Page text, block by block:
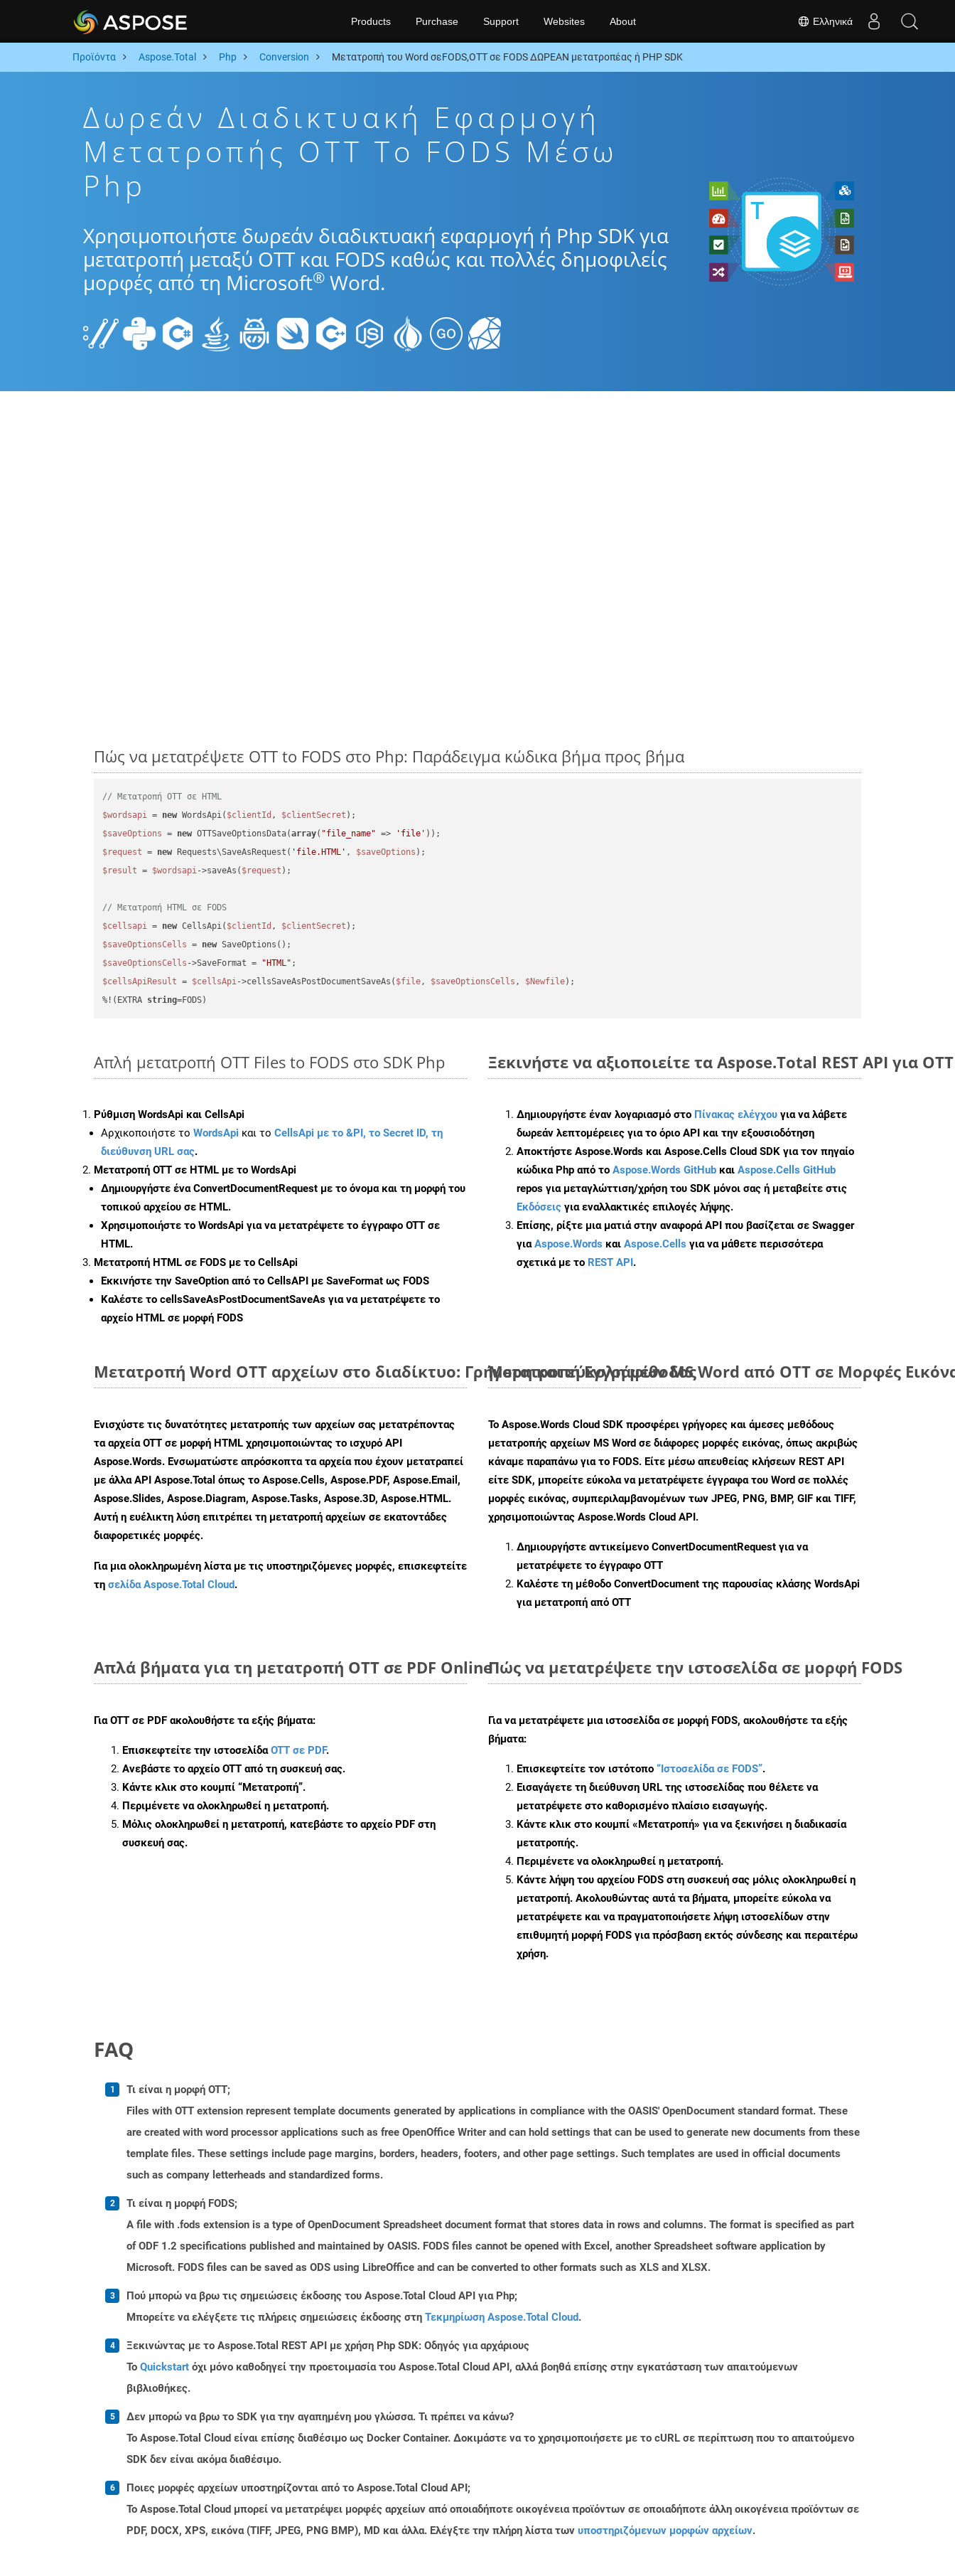
Ελληνικά
Products Purchase Support Websites About
Προϊόντα Aspose.Total Php Conversion Μετατροπή του Word σεFODS,OTT σε FODS ΔΩΡΕΑΝ μετατροπέας ή PHP SDK
Δωρεάν Διαδικτυακή Εφαρμογή
Μετατροπής OTT To FODS Μέσω
Php
Χρησιμοποιήστε δωρεάν διαδικτυακή εφαρμογή ή Php SDK για
μετατροπή μεταξύ OTT και FODS καθώς και πολλές δημοφιλείς
μορφές από τη Microsoft® Word.
Πώς να μετατρέψετε OTT to FODS στο Php: Παράδειγμα κώδικα βήμα προς βήμα
// Μετατροπή OTT σε HTML
$wordsapi = new WordsApi( $clientId , $clientSecret
$saveOptions = new OTTSaveOptionsData(array( "file_name" => 'file'
$request = new Requests\SaveAsRequest( 'file.HTML' , $saveOptions
$result = $wordsapi->saveAs( $request );
// Μετατροπή HTML σε FODS
$cellsapi = new CellsApi( $clientId , $clientSecret
$saveOptionsCells = new
$saveOptionsCells ->SaveFormat = "HTML"
$cellsApiResult = $cellsApi->cellsSaveAsPostDocumentSaveAs( $file, $saveOptionsCells , $Newfile);
%!(EXTRA string=FODS)
Απλή μετατροπή OTT Files to FODS στο SDK Php
Ρύθμιση WordsApi και CellsApi
Αρχικοποιήστε το WordsApi και το CellsApi με το &PI, το Secret ID, τη
διεύθυνση URL σας.
Μετατροπή OTT σε HTML με το WordsApi
Δημιουργήστε έναConvertDocumentRequest με το όνομα και τη μορφή του
τοπικού αρχείου σε HTML.
Χρησιμοποιήστε το WordsApi για να μετατρέψετε το έγγραφο OTT σε
HTML.
Μετατροπή HTML σε FODS με το CellsApi
Εκκινήστε την SaveOption από το CellsAPI με SaveFormat ως FODS
Καλέστε το cellsSaveAsPostDocumentSaveAs για να μετατρέψετε το
αρχείο HTML σε μορφή FODS
Ξεκινήστε να αξιοποιείτε τα Aspose.Total REST API για
Δημιουργήστε έναν λογαριασμό στο Πίνακας ελέγχου για να λάβετε
δωρεάν λεπτομέρειες για το όριο API και την εξουσιοδότηση
Αποκτήστε Aspose.Words και Aspose.Cells Cloud SDK για τον πηγαίο
κώδικα Php από το Aspose.Words GitHub και Aspose.Cells GitHub
repos για μεταγλώττιση/χρήση του SDK μόνοι σας ή μεταβείτε στις
Εκδόσεις για εναλλακτικές επιλογές λήψης.
Επίσης, ρίξτε μια ματιά στην αναφορά API που βασίζεται σε Swagger
γιαAspose.Words και Aspose.Cells για να μάθετε περισσότερα
σχετικά με το REST API.
Μετατροπή Word OTT αρχείων στο διαδίκτυο: Γρήγορη και εύκολη μέθοδος
Ενισχύστε τις δυνατότητες μετατροπής των αρχείων σας μετατρέποντας
τα αρχεία OTT σε μορφή HTML χρησιμοποιώντας το ισχυρό API
Aspose.Words. Ενσωματώστε απρόσκοπτα τα αρχεία που έχουν μετατραπεί
με άλλα API Aspose.Total όπως το Aspose.Cells, Aspose.PDF, Aspose.Email,
Aspose.Slides, Aspose.Diagram, Aspose.Tasks, Aspose.3D, Aspose.HTML.
Αυτή η ευέλικτη λύση επιτρέπει τη μετατροπή αρχείων σε εκατοντάδες
διαφορετικές μορφές.
Για μια ολοκληρωμένη λίστα με τις υποστηριζόμενες μορφές, επισκεφτείτε
τη σελίδα Aspose.Total Cloud.
Μετατροπή Εγγράφων MS Word από OTT σε Μορφές
Το Aspose.Words Cloud SDK προσφέρει γρήγορες και άμεσες μεθόδους
μετατροπής αρχείων MS Word σε διάφορες μορφές εικόνας, όπως ακριβώς
κάναμε παραπάνω για το FODS. Είτε μέσω απευθείας κλήσεων REST API
είτε SDK, μπορείτε εύκολα να μετατρέψετε έγγραφα του Word σε πολλές
μορφές εικόνας, συμπεριλαμβανομένων των JPEG, PNG, BMP, GIF και TIFF,
χρησιμοποιώντας Aspose.Words Cloud API.
Δημιουργήστε αντικείμενο ConvertDocumentRequest για να
μετατρέψετε το έγγραφο OTT
Καλέστε τη μέθοδο ConvertDocument της παρουσίας κλάσης WordsApi
για μετατροπή από OTT
Απλά βήματα για τη μετατροπή OTT σε PDF Online
ΓιαOTT σε PDF ακολουθήστε τα εξής βήματα:
Επισκεφτείτε την ιστοσελίδαOTT σε PDF.
Ανεβάστε το αρχείο OTT από τη συσκευή σας.
Κάντε κλικ στο κουμπί “Μετατροπή”.
Περιμένετε να ολοκληρωθεί η μετατροπή.
Μόλις ολοκληρωθεί η μετατροπή, κατεβάστε το αρχείο PDF στη
συσκευή σας.
Πώς να μετατρέψετε την ιστοσελίδα σε μορφή FODS
Για να μετατρέψετε μια ιστοσελίδα σε μορφή FODS, ακολουθήστε τα εξής
βήματα:
Επισκεφτείτε τον ιστότοπο “Ιστοσελίδα σε FODS”.
Εισαγάγετε τη διεύθυνση URL της ιστοσελίδας που θέλετε να
μετατρέψετε στο καθορισμένο πλαίσιο εισαγωγής.
Κάντε κλικ στο κουμπί «Μετατροπή» για να ξεκινήσει η διαδικασία
μετατροπής.
Περιμένετε να ολοκληρωθεί η μετατροπή.
Κάντε λήψη του αρχείου FODS στη συσκευή σας μόλις ολοκληρωθεί η
μετατροπή. Ακολουθώντας αυτά τα βήματα, μπορείτε εύκολα να
μετατρέψετε και να πραγματοποιήσετε λήψη ιστοσελίδων στην
επιθυμητή μορφή FODS για πρόσβαση εκτός σύνδεσης και περαιτέρω
χρήση.
FAQ
Τι είναι η μορφή OTT;
Files with OTT extension represent template documents generated by applications in compliance with the OASIS' OpenDocument standard format. These
are created with word processor applications such as free OpenOffice Writer and can hold settings that can be used to generate new documents from these
template files. These settings include page margins, borders, headers, footers, and other page settings. Such templates are used in official documents
such as company letterheads and standardized forms.
Τι είναι η μορφή FODS;
A file with .fods extension is a type of OpenDocument Spreadsheet document format that stores data in rows and columns. The format is specified as part
of ODF 1.2 specifications published and maintained by OASIS. FODS files cannot be opened with Excel, another Spreadsheet software application by
Microsoft. FODS files can be saved as ODS using LibreOffice and can be converted to other formats such as XLS and XLSX.
Πού μπορώ να βρω τις σημειώσεις έκδοσης του Aspose.Total Cloud API για Php;
Μπορείτε να ελέγξετε τις πλήρεις σημειώσεις έκδοσης στη Τεκμηρίωση Aspose.Total Cloud.
Ξεκινώντας με το Aspose.Total REST API με χρήση Php SDK: Οδηγός για αρχάριους
Το Quickstart όχι μόνο καθοδηγεί την προετοιμασία του Aspose.Total Cloud API, αλλά βοηθά επίσης στην εγκατάσταση των απαιτούμενων
βιβλιοθήκες.
Δεν μπορώ να βρω το SDK για την αγαπημένη μου γλώσσα. Τι πρέπει να κάνω?
Το Aspose.Total Cloud είναι επίσης διαθέσιμο ως Docker Container. Δοκιμάστε να το χρησιμοποιήσετε με το cURL σε περίπτωση που το απαιτούμενο
SDK δεν είναι ακόμα διαθέσιμο.
Ποιες μορφές αρχείων υποστηρίζονται από το Aspose.Total Cloud API;
Το Aspose.Total Cloud μπορεί να μετατρέψει μορφές αρχείων από οποιαδήποτε οικογένεια προϊόντων σε οποιαδήποτε άλλη οικογένεια προϊόντων σε
PDF, DOCX, XPS, εικόνα (TIFF, JPEG, PNG BMP), MD και άλλα. Ελέγξτε την πλήρη λίστα των υποστηριζόμενων μορφών αρχείων.